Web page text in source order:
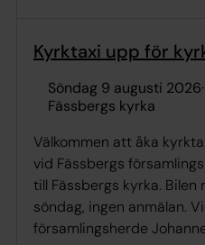
Kyrktaxi upp för
söndag 9 augusti 2026·
Fässbergs kyrka
Välkommen att åka
vid Fässbergs
till Fässbergs kyrka. Bilen
söndag, ingen anmälan.
församlingsherde